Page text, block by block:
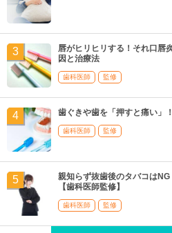
唇がヒリヒリする！それ口唇
因と治療法
歯科医師 監修
歯ぐきや歯を「押すと痛い」
歯科医師 監修
親知らず抜歯後のタバコは
【歯科医師監修】
歯科医師 監修